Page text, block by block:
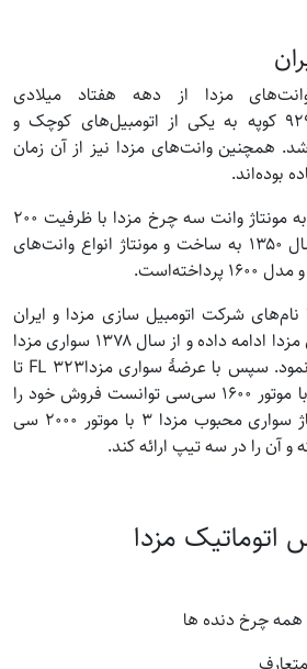
مزدا از دهه هفتاد میلادی
وارد ایران شدند. مزدا ۹۲۹ کوپه به یکی از اتومبیل‌های کوچک و
همچنین وانت‌های مزدا نیز از آن زمان
بوده‌اند.
گروه بهمن از سال ۱۳۳۸ به مونتاژ وانت سه چرخ مزدا با ظرفیت ۲۰۰
کیلوگرم و پس از آن از سال ۱۳۵۰ به ساخت و مونتاژ انواع وانت‌های
شرکت اتومبیل سازی مزدا و ایران
وانت) به مونتاژ خودروهای مزدا ادامه داده و از سال ۱۳۷۸ سواری مزدا
۳۲۳F و ۳۲۳SL را تولید نمود. سپس با عرضهٔ سواری مزداFL ۳۲۳ تا
سال ۱۳۸۶ در پنج تیپ و با موتور ۱۶۰۰ سی‌سی توانست فروش خود را
گسترش دهد و خط مونتاژ سواری محبوب مزدا ۳ با موتور ۲۰۰۰ سی
و آن را در سه تیپ ارائه کند.
مزدا
همه چرخ دنده ها